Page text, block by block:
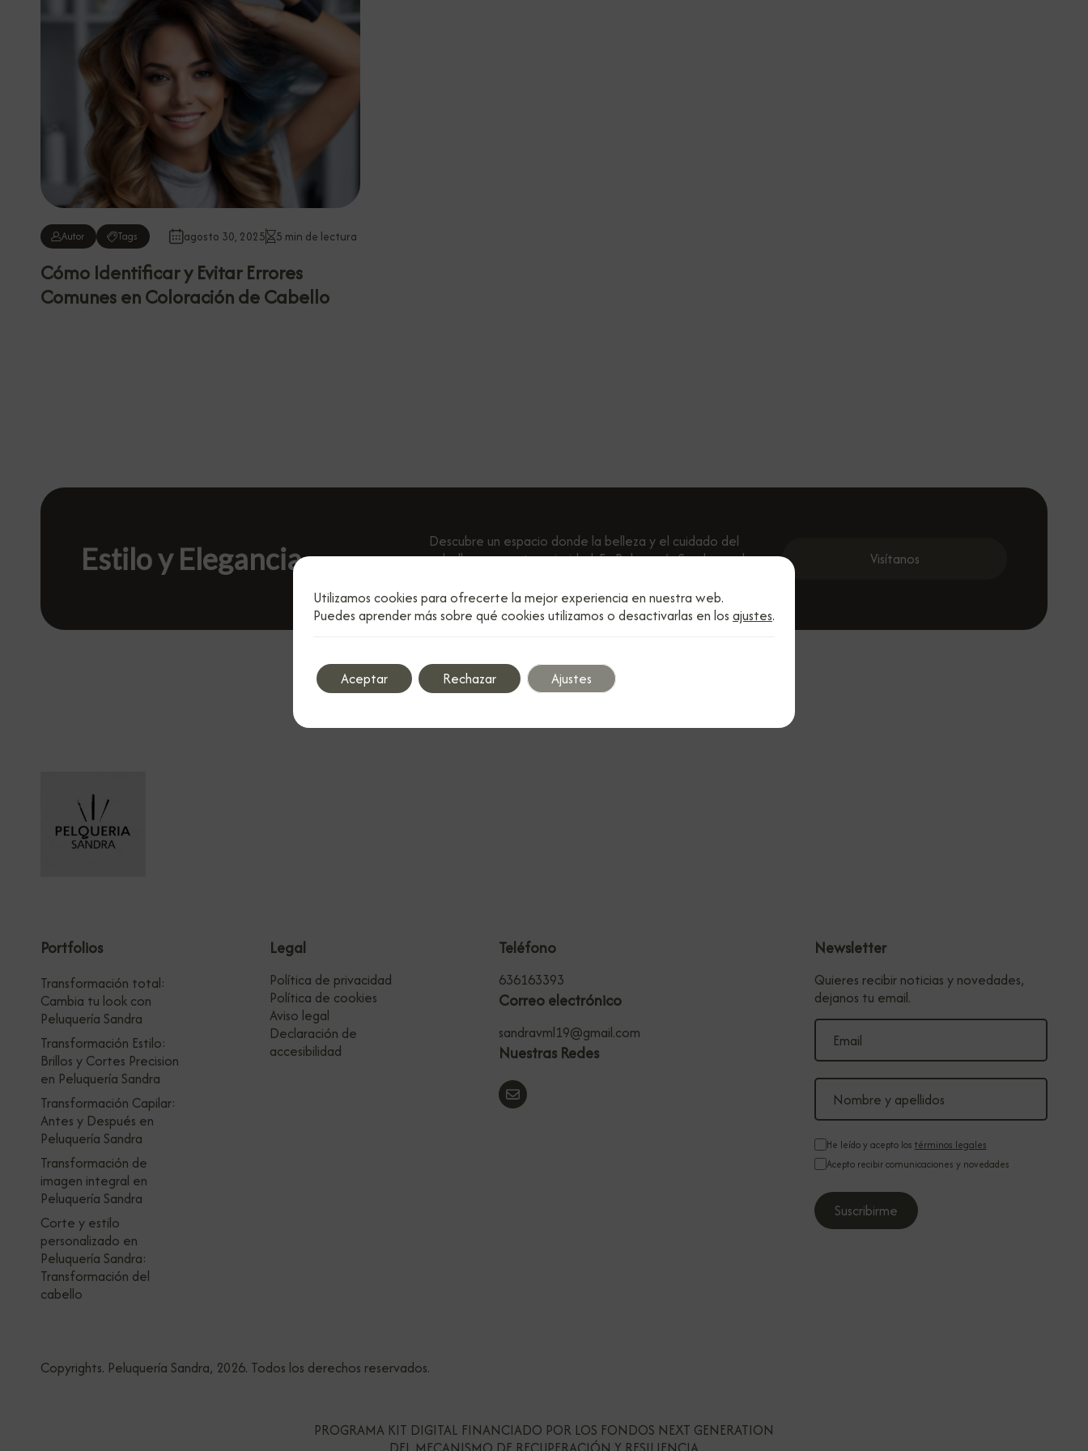
Autor Tags agosto 30, 2025 5 min de lectura
Cómo Identificar y Evitar Errores
Comunes en Coloración de Cabello
Estilo y Elegancia
Descubre un espacio donde la belleza y el cuidado del
cabello son nuestra prioridad. En Peluquería Sandra, cada
Visítanos
Portfolios
Transformación total:
Cambia tu look con
Peluquería Sandra
Transformación Estilo:
Brillos y Cortes Precision
en Peluquería Sandra
Transformación Capilar:
Antes y Después en
Peluquería Sandra
Transformación de
imagen integral en
Peluquería Sandra
Corte y estilo
personalizado en
Peluquería Sandra:
Transformación del
cabello
Legal
Política de privacidad
Política de cookies
Aviso legal
Declaración de
accesibilidad
Teléfono
636163393
Correo electrónico
sandravml19@gmail.com
Nuestras Redes
Newsletter
Quieres recibir noticias y novedades,
dejanos tu email.
He leído y acepto los términos legales
Acepto recibir comunicaciones y novedades
Copyrights. Peluquería Sandra, 2026. Todos los derechos reservados.
PROGRAMA KIT DIGITAL FINANCIADO POR LOS FONDOS NEXT GENERATION
Utilizamos cookies para ofrecerte la mejor experiencia en nuestra web.
Puedes aprender más sobre qué cookies utilizamos o desactivarlas en los ajustes.
Aceptar Rechazar Ajustes